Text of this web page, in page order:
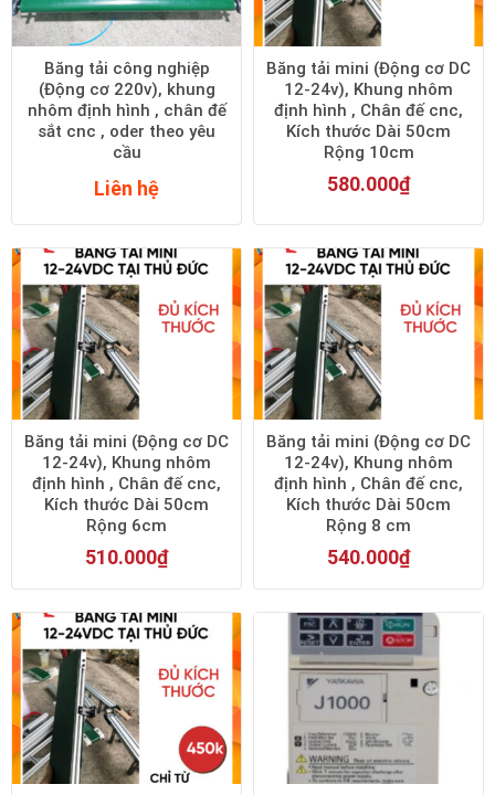
Băng tải công nghiệp
(Động cơ 220v), khung
nhôm định hình , chân đế
sắt cnc , oder theo yêu
cầu
Liên hệ
Băng tải mini (Động cơ DC
12-24v), Khung nhôm
định hình , Chân đế cnc,
Kích thước Dài 50cm
Rộng 10cm
580.000₫
Băng tải mini (Động cơ DC
12-24v), Khung nhôm
định hình , Chân đế cnc,
Kích thước Dài 50cm
Rộng 6cm
510.000₫
Băng tải mini (Động cơ DC
12-24v), Khung nhôm
định hình , Chân đế cnc,
Kích thước Dài 50cm
Rộng 8 cm
540.000₫